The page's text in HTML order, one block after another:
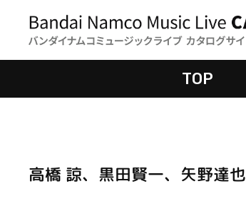
TOP
高橋 諒、黒田賢一、矢野達也